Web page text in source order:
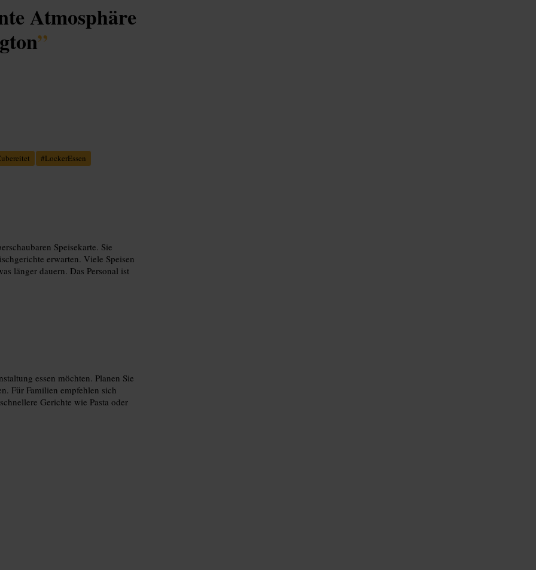
Atmosphäre
”
#LockerEssen
Speisekarte. Sie
erwarten. Viele Speisen
länger dauern. Das Personal ist
essen möchten. Planen Sie
Für Familien empfehlen sich
Gerichte wie Pasta oder